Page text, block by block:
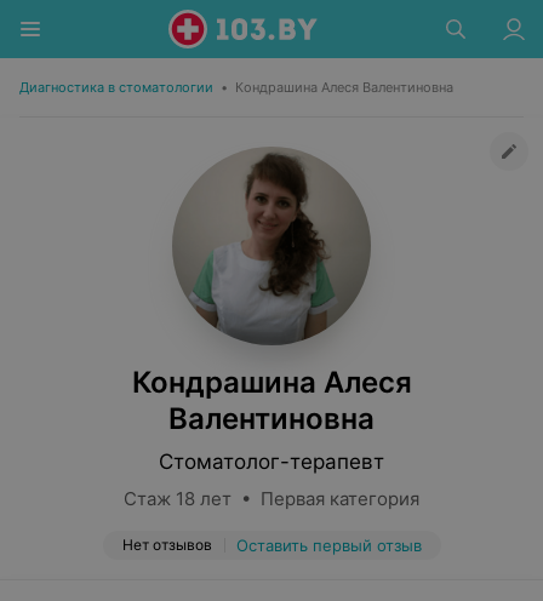
Диагностика в стоматологии • Кондрашина Алеся Валентиновна
Кондрашина Алеся
Валентиновна
Стоматолог-терапевт
Стаж 18 лет • Первая категория
Нет отзывов Оставить первый отзыв